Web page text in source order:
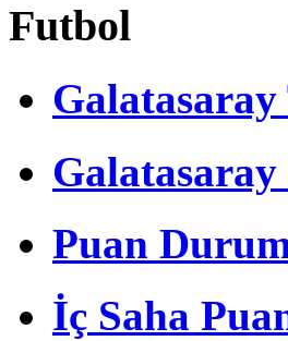
Futbol
Galatasaray
Puan
İç Saha